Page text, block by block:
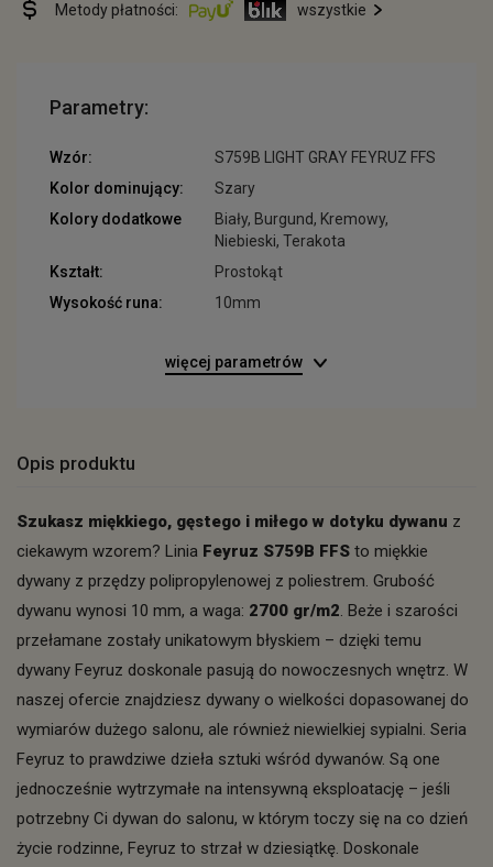
Metody płatności: wszystkie
Parametry:
Wzór:
S759B LIGHT GRAY FEYRUZ FFS
Kolor dominujący:
Szary
Kolory dodatkowe
Biały, Burgund, Kremowy,
Niebieski, Terakota
Kształt:
Prostokąt
Wysokość runa:
10mm
więcej parametrów
Opis produktu
Szukasz miękkiego, gęstego i miłego w dotyku dywanu z
ciekawym wzorem? Linia Feyruz S759B FFS to miękkie
dywany z przędzy polipropylenowej z poliestrem. Grubość
dywanu wynosi 10 mm, a waga: 2700 gr/m2. Beże i szarości
przełamane zostały unikatowym błyskiem – dzięki temu
dywany Feyruz doskonale pasują do nowoczesnych wnętrz. W
naszej ofercie znajdziesz dywany o wielkości dopasowanej do
wymiarów dużego salonu, ale również niewielkiej sypialni. Seria
Feyruz to prawdziwe dzieła sztuki wśród dywanów. Są one
jednocześnie wytrzymałe na intensywną eksploatację – jeśli
potrzebny Ci dywan do salonu, w którym toczy się na co dzień
życie rodzinne, Feyruz to strzał w dziesiątkę. Doskonale